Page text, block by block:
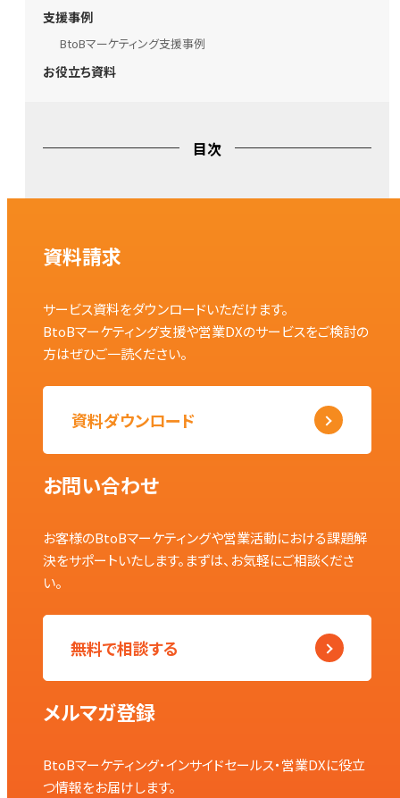
支援事例
BtoBマーケティング支援事例
お役立ち資料
目次
資料請求
サービス資料をダウンロードいただけます。
BtoBマーケティング支援や営業DXのサービスをご検討の
方はぜひご一読ください。
資料ダウンロード
お問い合わせ
お客様のBtoBマーケティングや営業活動における課題解
決をサポートいたします。まずは、お気軽にご相談くださ
い。
無料で相談する
メルマガ登録
BtoBマーケティング・インサイドセールス・営業DXに役立
つ情報をお届けします。